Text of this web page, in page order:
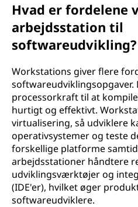
Hvad er fordelene
arbejdsstation til
softwareudvikling?
Workstations giver flere
softwareudviklingsopgaver.
processorkraft til at
hurtigt og effektivt.
virtualisering, så udviklere
operativsystemer og teste
forskellige platforme
arbejdsstationer håndtere
udviklingsværktøjer og
(IDE'er), hvilket øger
softwareudviklere.